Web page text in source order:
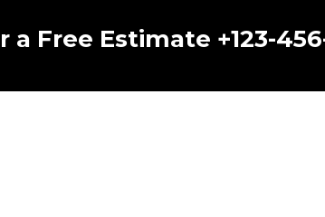
a Free Estimate +123-